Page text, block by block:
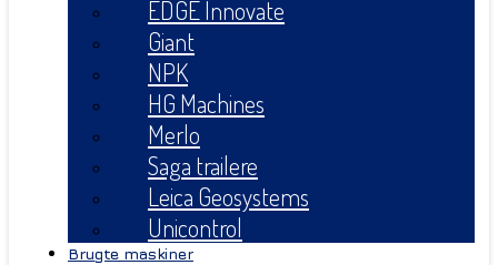
EDGE Innovate
Giant
NPK
HG Machines
Merlo
Saga trailere
Leica Geosystems
Unicontrol
Brugte maskiner